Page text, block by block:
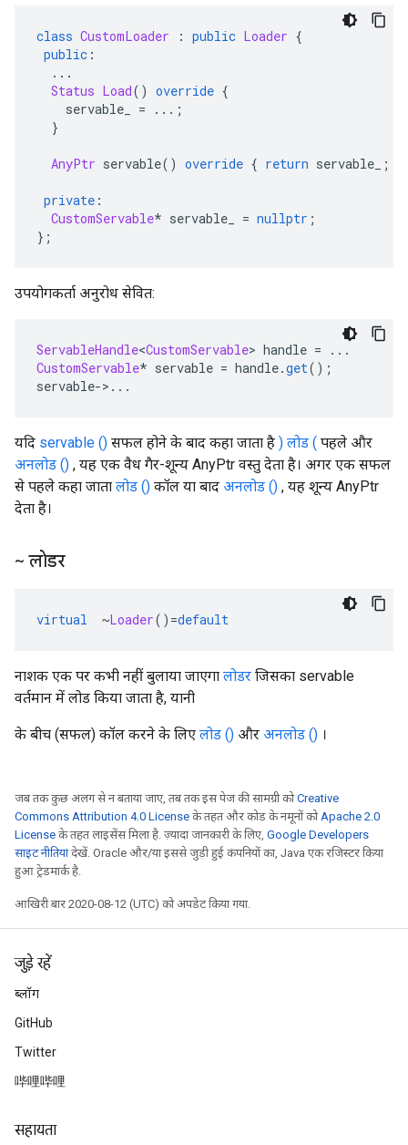
class CustomLoader : public Loader {
public :
...
Status Load() override {
servable_ =
...;
}
AnyPtr servable() override { return servable_ ;
private :
CustomServable* servable_ = nullptr ;
};
उपयोगकर्ता अनुरोध सेवित:
ServableHandle<CustomServable> handle =
...
CustomServable* servable = handle.get();
servable->...
यदि servable () सफल होने के बाद कहा जाता है ) लोड ( पहले और
अनलोड () , यह एक वैध गैर-शून्य AnyPtr वस्तु देता है। अगर एक सफल
से पहले कहा जाता लोड () कॉल या बाद अनलोड () , यह शून्य AnyPtr
देता है।
~ लोडर
virtual ~Loader()=default
नाशक एक पर कभी नहीं बुलाया जाएगा लोडर जिसका servable
वर्तमान में लोड किया जाता है, यानी
के बीच (सफल) कॉल करने के लिए लोड () और अनलोड () ।
जब तक कुछ अलग से न बताया जाए, तब तक इस पेज की सामग्री कोCreative
Commons Attribution 4.0 License के तहत और कोड के नमूनों कोApache 2.0
License के तहत लाइसेंस मिला है. ज़्यादा जानकारी के लिए, Google Developers
साइट नीतियांदेखें. Oracle और/या इससे जुड़ी हुई कंपनियों का, Java एक रजिस्टर किया
हुआ ट्रेडमार्क है.
आखिरी बार 2020-08-12 (UTC) को अपडेट किया गया.
जुड़े रहें
ब्लॉग
GitHub
Twitter
哔哩哔哩
सहायता